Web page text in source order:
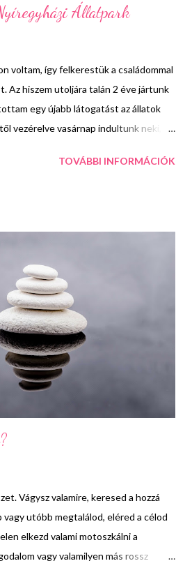
Állatpark
voltam, így felkerestük a családommal
Az hiszem utoljára talán 2 éve jártunk
egy újabb látogatást az állatok
vezérelve vasárnap indultunk neki, de
sem akadt sehol a környéken, így
bizony nem lett igazunk. Azért a
a vasárnapihoz, de egy átlagos
is meglepő volt közepes méretű
A sorban állva hallottam,
Pécsről utazott ide, hogy
legnagyobbnak és legszebbnek
TOVÁBBI INFORMÁCIÓK
Vágysz valamire, keresed a hozzá
utóbb megtalálod, eléred a célod
elkezd valami motoszkálni a
vagy valamilyen más rossz